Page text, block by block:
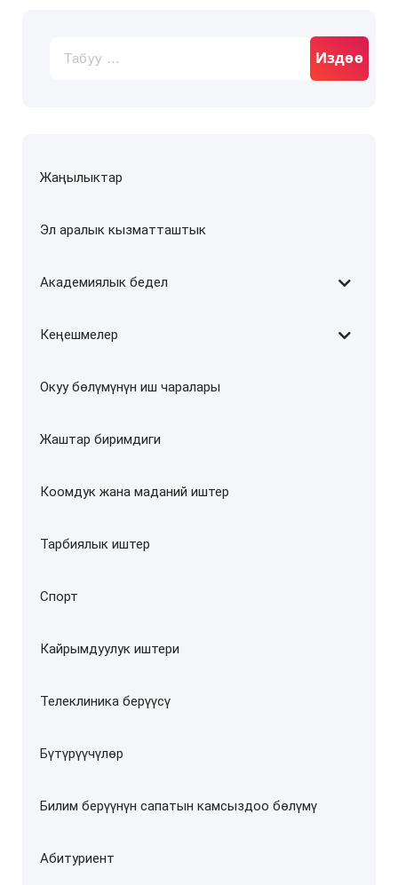
Жаңылыктар
Эл аралык кызматташтык
Академиялык бедел
Кеңешмелер
Окуу бөлүмүнүн иш чаралары
Жаштар биримдиги
Коомдук жана маданий иштер
Тарбиялык иштер
Спорт
Кайрымдуулук иштери
Телеклиника берүүсү
Бүтүрүүчүлөр
Билим берүүнүн сапатын камсыздоо бөлүмү
Абитуриент